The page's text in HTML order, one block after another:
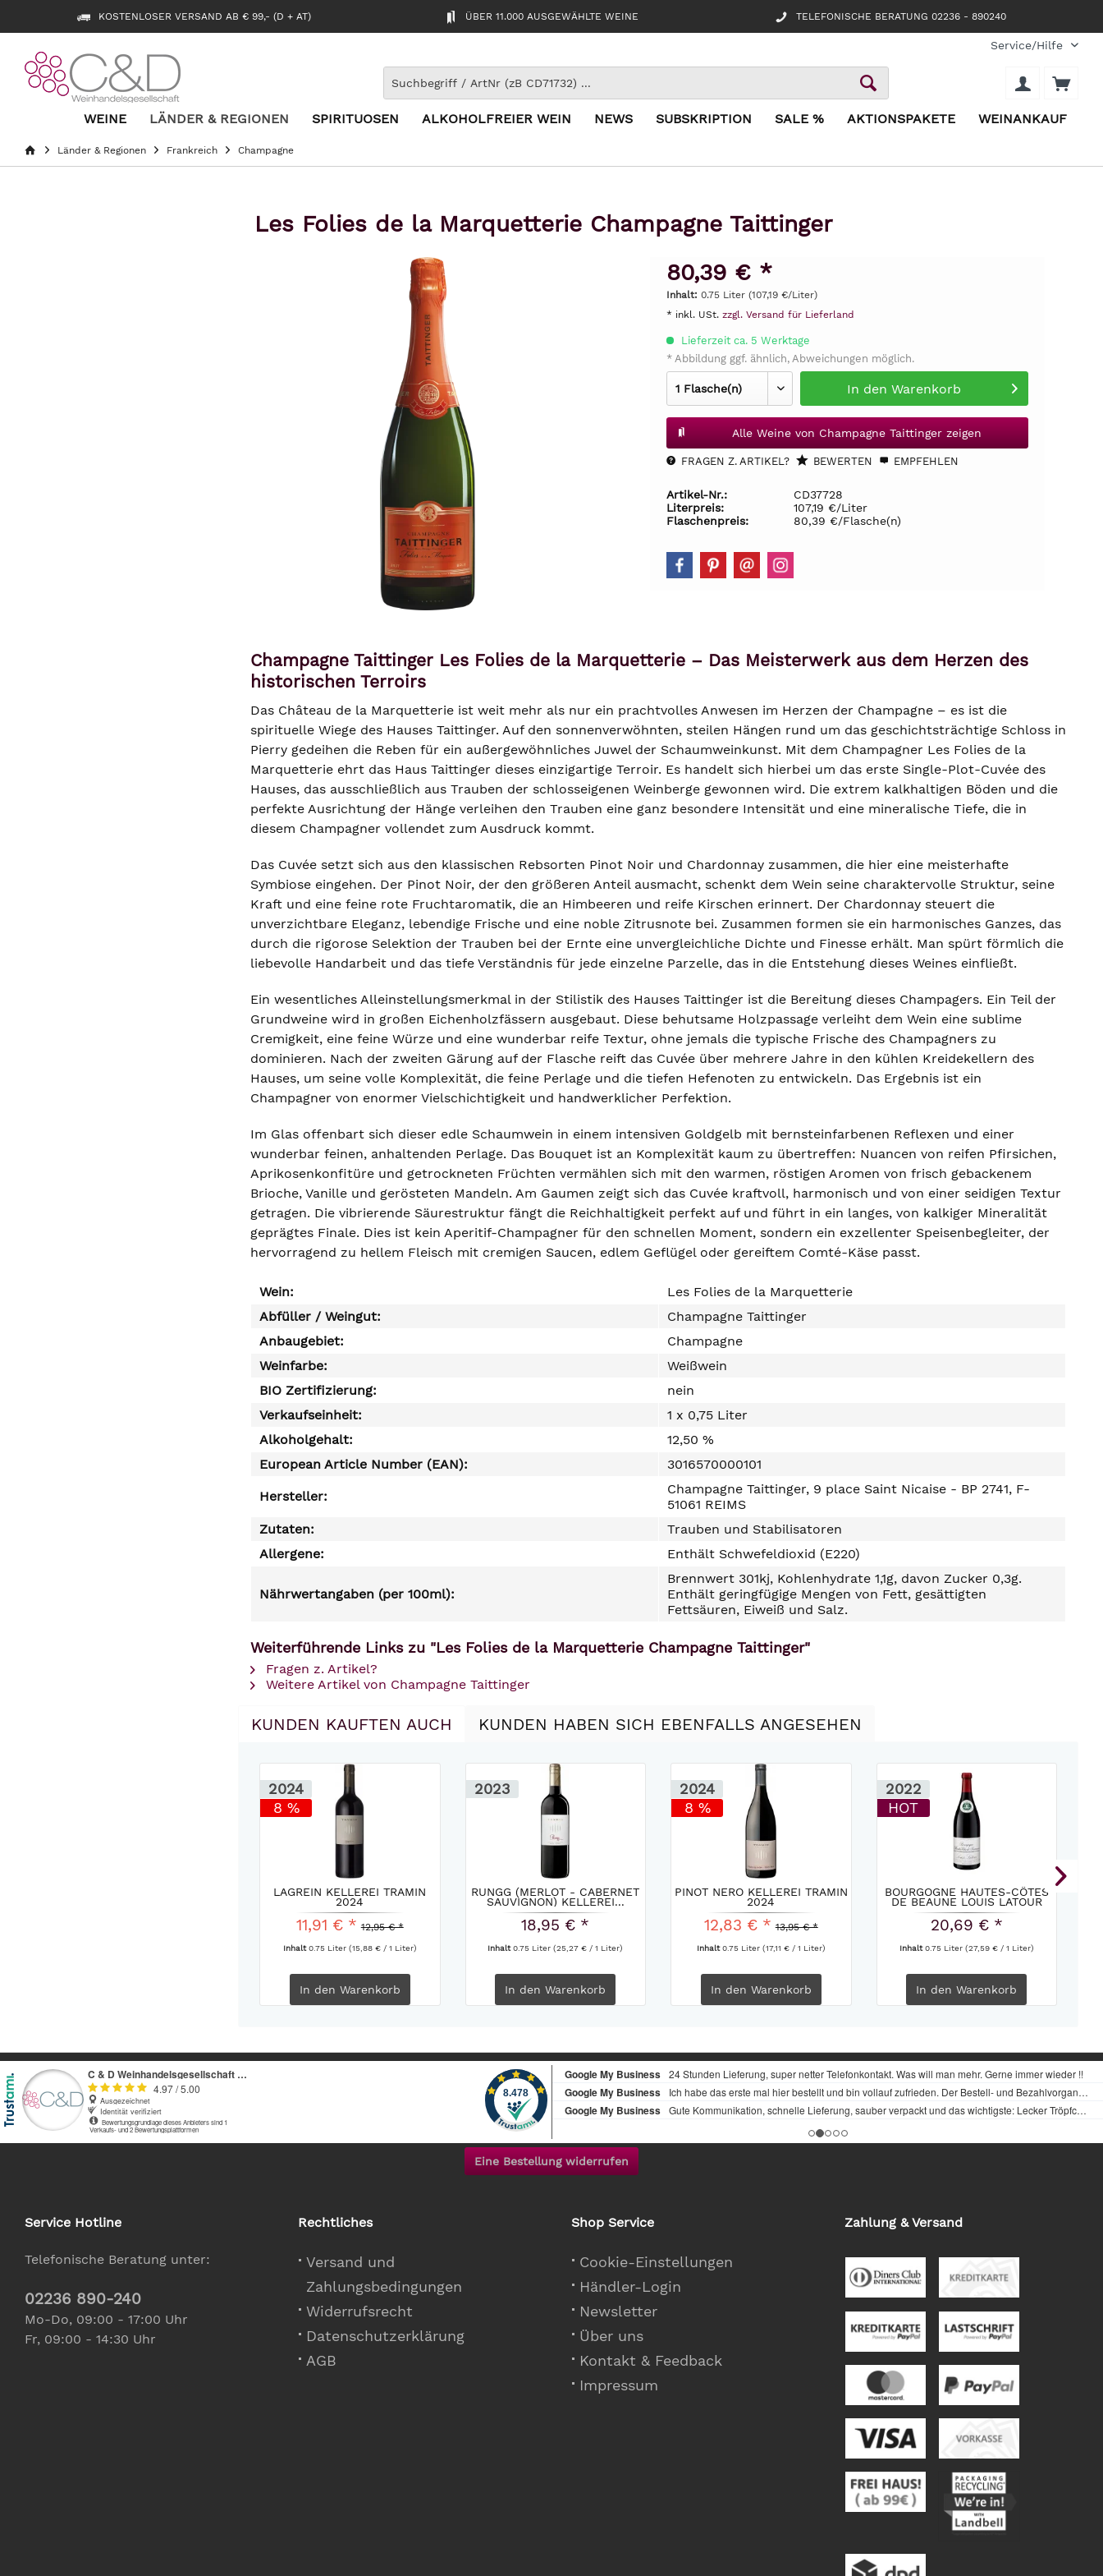
KOSTENLOSER VERSAND AB € 99,- (D + AT) ÜBER 11.000 AUSGEWÄHLTE WEINE TELEFONISCHE BERATUNG 02236 - 890240
Service/Hilfe
WEINE LÄNDER & REGIONEN SPIRITUOSEN ALKOHOLFREIER WEIN NEWS SUBSKRIPTION SALE % AKTIONSPAKETE WEINANKAUF
Länder & Regionen Frankreich Champagne
Les Folies de la Marquetterie Champagne Taittinger
80,39 € *
Inhalt: 0.75 Liter (107,19 €/Liter)
* inkl. USt. zzgl. Versand für Lieferland
Lieferzeit ca. 5 Werktage
* Abbildung ggf. ähnlich, Abweichungen möglich.
In den Warenkorb
Alle Weine von Champagne Taittinger zeigen
FRAGEN Z. ARTIKEL? BEWERTEN EMPFEHLEN
Artikel-Nr.:
CD37728
Literpreis:
107,19 €/Liter
Flaschenpreis:
80,39 €/Flasche(n)
Champagne Taittinger Les Folies de la Marquetterie – Das Meisterwerk aus dem Herzen des
historischen Terroirs
Das Château de la Marquetterie ist weit mehr als nur ein prachtvolles Anwesen im Herzen der Champagne – es ist die
spirituelle Wiege des Hauses Taittinger. Auf den sonnenverwöhnten, steilen Hängen rund um das geschichtsträchtige Schloss in
Pierry gedeihen die Reben für ein außergewöhnliches Juwel der Schaumweinkunst. Mit dem Champagner Les Folies de la
Marquetterie ehrt das Haus Taittinger dieses einzigartige Terroir. Es handelt sich hierbei um das erste Single-Plot-Cuvée des
Hauses, das ausschließlich aus Trauben der schlosseigenen Weinberge gewonnen wird. Die extrem kalkhaltigen Böden und die
perfekte Ausrichtung der Hänge verleihen den Trauben eine ganz besondere Intensität und eine mineralische Tiefe, die in
diesem Champagner vollendet zum Ausdruck kommt.
Das Cuvée setzt sich aus den klassischen Rebsorten Pinot Noir und Chardonnay zusammen, die hier eine meisterhafte
Symbiose eingehen. Der Pinot Noir, der den größeren Anteil ausmacht, schenkt dem Wein seine charaktervolle Struktur, seine
Kraft und eine feine rote Fruchtaromatik, die an Himbeeren und reife Kirschen erinnert. Der Chardonnay steuert die
unverzichtbare Eleganz, lebendige Frische und eine noble Zitrusnote bei. Zusammen formen sie ein harmonisches Ganzes, das
durch die rigorose Selektion der Trauben bei der Ernte eine unvergleichliche Dichte und Finesse erhält. Man spürt förmlich die
liebevolle Handarbeit und das tiefe Verständnis für jede einzelne Parzelle, das in die Entstehung dieses Weines einfließt.
Ein wesentliches Alleinstellungsmerkmal in der Stilistik des Hauses Taittinger ist die Bereitung dieses Champagers. Ein Teil der
Grundweine wird in großen Eichenholzfässern ausgebaut. Diese behutsame Holzpassage verleiht dem Wein eine sublime
Cremigkeit, eine feine Würze und eine wunderbar reife Textur, ohne jemals die typische Frische des Champagners zu
dominieren. Nach der zweiten Gärung auf der Flasche reift das Cuvée über mehrere Jahre in den kühlen Kreidekellern des
Hauses, um seine volle Komplexität, die feine Perlage und die tiefen Hefenoten zu entwickeln. Das Ergebnis ist ein
Champagner von enormer Vielschichtigkeit und handwerklicher Perfektion.
Im Glas offenbart sich dieser edle Schaumwein in einem intensiven Goldgelb mit bernsteinfarbenen Reflexen und einer
wunderbar feinen, anhaltenden Perlage. Das Bouquet ist an Komplexität kaum zu übertreffen: Nuancen von reifen Pfirsichen,
Aprikosenkonfitüre und getrockneten Früchten vermählen sich mit den warmen, röstigen Aromen von frisch gebackenem
Brioche, Vanille und gerösteten Mandeln. Am Gaumen zeigt sich das Cuvée kraftvoll, harmonisch und von einer seidigen Textur
getragen. Die vibrierende Säurestruktur fängt die Reichhaltigkeit perfekt auf und führt in ein langes, von kalkiger Mineralität
geprägtes Finale. Dies ist kein Aperitif-Champagner für den schnellen Moment, sondern ein exzellenter Speisenbegleiter, der
hervorragend zu hellem Fleisch mit cremigen Saucen, edlem Geflügel oder gereiftem Comté-Käse passt.
Wein:
Les Folies de la Marquetterie
Abfüller / Weingut:
Champagne Taittinger
Anbaugebiet:
Champagne
Weinfarbe:
Weißwein
BIO Zertifizierung:
nein
Verkaufseinheit:
1 x 0,75 Liter
Alkoholgehalt:
12,50 %
European Article Number (EAN):
3016570000101
Hersteller:
Champagne Taittinger, 9 place Saint Nicaise - BP 2741, F-
51061 REIMS
Zutaten:
Trauben und Stabilisatoren
Allergene:
Enthält Schwefeldioxid (E220)
Nährwertangaben (per 100ml):
Brennwert 301kj, Kohlenhydrate 1,1g, davon Zucker 0,3g.
Enthält geringfügige Mengen von Fett, gesättigten
Fettsäuren, Eiweiß und Salz.
Weiterführende Links zu "Les Folies de la Marquetterie Champagne Taittinger"
Fragen z. Artikel?
Weitere Artikel von Champagne Taittinger
KUNDEN KAUFTEN AUCH KUNDEN HABEN SICH EBENFALLS ANGESEHEN
2024
8 %
LAGREIN KELLEREI TRAMIN
2024
11,91 € * 12,95 € *
Inhalt0.75 Liter (15,88 € / 1 Liter)
In den Warenkorb
2023
RUNGG (MERLOT - CABERNET
SAUVIGNON) KELLEREI...
18,95 € *
Inhalt0.75 Liter(25,27 € / 1 Liter)
In den Warenkorb
2024
8 %
PINOT NERO KELLEREI TRAMIN
2024
12,83 € * 13,95 € *
Inhalt0.75 Liter (17,11 € / 1 Liter)
In den Warenkorb
2022
HOT
BOURGOGNE HAUTES-CÔTES
DE BEAUNE LOUIS LATOUR
2022
20,69 € *
Inhalt0.75 Liter (27,59 € / 1 Liter)
In den Warenkorb
Eine Bestellung widerrufen
Service Hotline
Telefonische Beratung unter:
02236 890-240
Mo-Do, 09:00 - 17:00 Uhr
Fr, 09:00 - 14:30 Uhr
Rechtliches
Versand und
Zahlungsbedingungen
Widerrufsrecht
Datenschutzerklärung
AGB
Shop Service
Cookie-Einstellungen
Händler-Login
Newsletter
Über uns
Kontakt & Feedback
Impressum
Zahlung & Versand